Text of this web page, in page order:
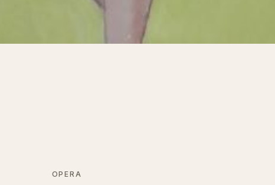
OPERA